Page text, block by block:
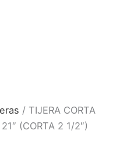
/ TIJERA CORTA
(CORTA 2 1/2″)